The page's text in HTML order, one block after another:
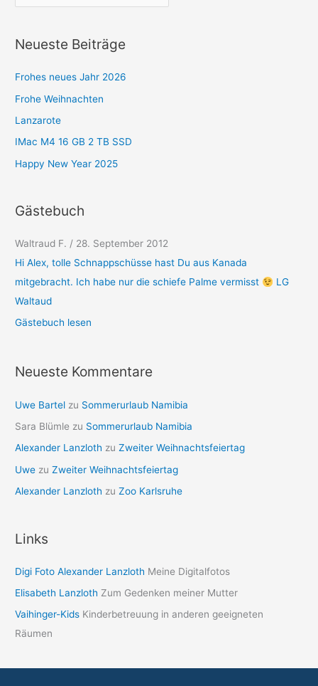
e
o
n
Neueste Beiträge
Frohes neues Jahr 2026
Frohe Weihnachten
Lanzarote
IMac M4 16 GB 2 TB SSD
Happy New Year 2025
Gästebuch
Waltraud F. / 28. September 2012
Hi Alex, tolle Schnappschüsse hast Du aus Kanada
mitgebracht. Ich habe nur die schiefe Palme vermisst
LG
Waltaud
Gästebuch lesen
Neueste Kommentare
Uwe Bartel zu Sommerurlaub Namibia
Sara Blümle zu Sommerurlaub Namibia
Alexander Lanzloth zuZweiter Weihnachtsfeiertag
Uwe zuZweiter Weihnachtsfeiertag
Alexander Lanzloth zuZoo Karlsruhe
Links
Digi Foto Alexander Lanzloth Meine Digitalfotos
Elisabeth Lanzloth Zum Gedenken meiner Mutter
Vaihinger-Kids Kinderbetreuung in anderen geeigneten
Räumen